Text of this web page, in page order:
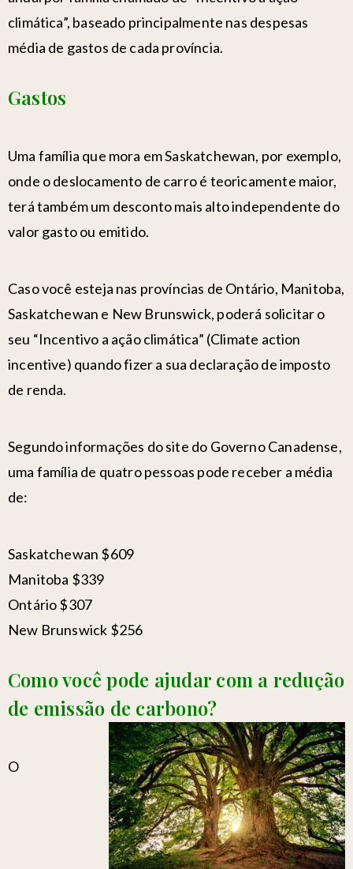
climática”, baseado principalmente nas despesas
média de gastos de cada província.
Gastos
Uma família que mora em Saskatchewan, por exemplo,
onde o deslocamento de carro é teoricamente maior,
terá também um desconto mais alto independente do
valor gasto ou emitido.
Caso você esteja nas províncias de Ontário, Manitoba,
Saskatchewan e New Brunswick, poderá solicitar o
seu “Incentivo a ação climática” (Climate action
incentive) quando fizer a sua declaração de imposto
de renda.
Segundo informações do site do Governo Canadense,
uma família de quatro pessoas pode receber a média
de:
Saskatchewan $609
Manitoba $339
Ontário $307
New Brunswick $256
Como você pode ajudar com a redução
de emissão de carbono?
O